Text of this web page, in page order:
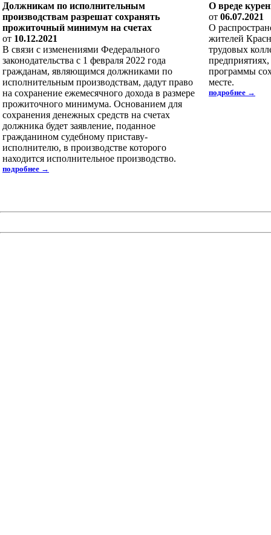
Должникам по исполнительным
производствам разрешат сохранять
прожиточный минимум на счетах
от 10.12.2021
В связи c изменениями Федерального
законодательства с 1 февраля 2022 года
гражданам, являющимся должниками по
исполнительным производствам, дадут право
на сохранение ежемесячного дохода в размере
прожиточного минимума. Основанием для
сохранения денежных средств на счетах
должника будет заявление, поданное
гражданином судебному приставу-
исполнителю, в производстве которого
находится исполнительное производство.
подробнее →
О вреде
от 06.07.2021
О
жителей
трудовых
программы
месте.
подробнее →